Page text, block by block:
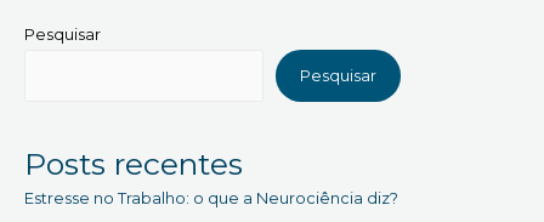
Desenvolver
Passo
4:
Pesquisar
Pesquisar
Posts recentes
Estresse no Trabalho: o que a Neurociência diz?